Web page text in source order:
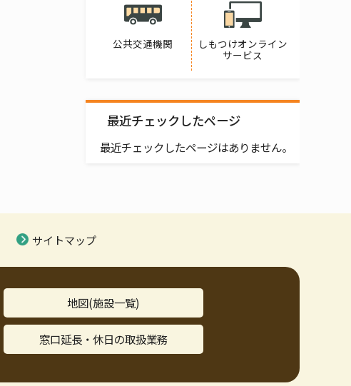
公共交通機関
しもつけオンライン
サービス
最近チェックしたページ
最近チェックしたページはありません。
サイトマップ
地図(施設一覧)
窓口延長・休日の取扱業務